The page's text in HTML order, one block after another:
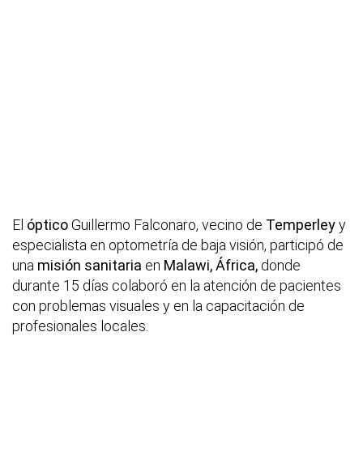
El ópticoGuillermo Falconaro, vecino de Temperleyy
especialista en optometría de baja visión, participó de
una misión sanitaria en Malawi, África, donde
durante 15 días colaboró en la atención de pacientes
con problemas visuales y en la capacitación de
profesionales locales.